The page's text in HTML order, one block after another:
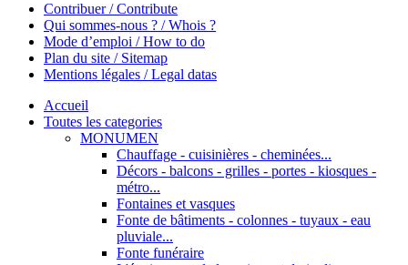
Contribuer / Contribute
Qui sommes-nous ? / Whois ?
Mode d’emploi / How to do
Plan du site / Sitemap
Mentions légales / Legal datas
Accueil
Toutes les categories
MONUMEN
Chauffage - cuisinières - cheminées...
Décors - balcons - grilles - portes - kiosques -
métro...
Fontaines et vasques
Fonte de bâtiments - colonnes - tuyaux - eau
pluviale...
Fonte funéraire